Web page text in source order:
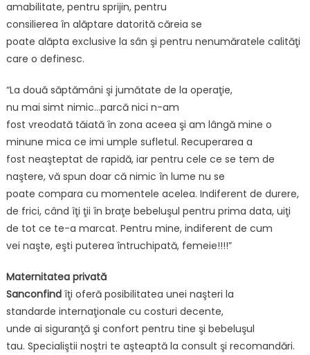
amabilitate, pentru sprijin, pentru
consilierea în alăptare datorită căreia se
poate alăpta exclusive la sân şi pentru nenumăratele calităţi
care o definesc.
“La două săptămâni şi jumătate de la operaţie,
nu mai simt nimic…parcă nici n-am
fost vreodată tăiată în zona aceea şi am lângă mine o
minune mica ce imi umple sufletul. Recuperarea a
fost neaşteptat de rapidă, iar pentru cele ce se tem de
naştere, vă spun doar că nimic în lume nu se
poate compara cu momentele acelea. Indiferent de durere,
de frici, când îţi ţii în braţe bebeluşul pentru prima data, uiţi
de tot ce te-a marcat. Pentru mine, indiferent de cum
vei naşte, eşti puterea întruchipată, femeie!!!!”
Maternitatea privată
Sanconfindîţi oferă posibilitatea unei naşteri la
standarde internaţionale cu costuri decente,
unde ai siguranţă şi confort pentru tine şi bebeluşul
tau. Specialiştii noştri te aşteaptă la consult şi recomandări.